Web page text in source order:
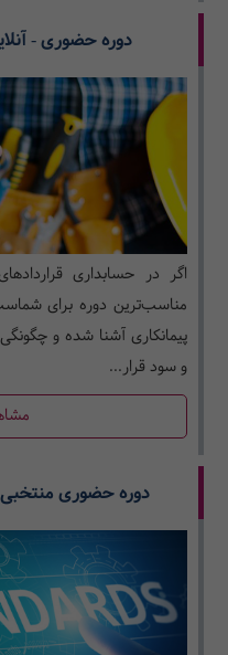
دوره حضوری -
اگر در حسابداری
مناسب‌ترین دوره برای
پیمانکاری آشنا شده و
و سود قرار...
دوره حضوری منتخبی